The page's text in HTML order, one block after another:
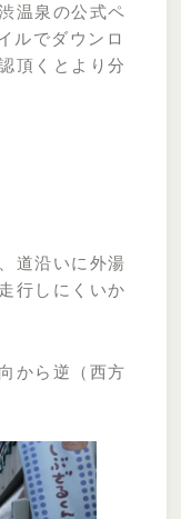
温泉の公式ペ
ルでダウンロ
頂くとより分
道沿いに外湯
行しにくいか
から逆（西方